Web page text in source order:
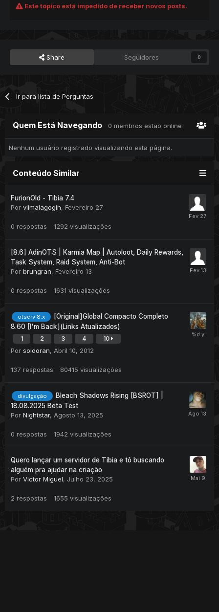
Este tópico está impedido de receber novos posts.
Share Seguidores 0
Ir para lista de Perguntas
Quem Está Navegando 0 membros estão online
Nenhum usuário registrado visualizando esta página.
Conteúdo Similar
FurionOld - Tibia 7.4
Por viimalagogin, Fevereiro 27
0 respostas 1292 visualizações
[8.6] AdinOTS | Karmia Map | Autoloot, Daily Rewards,
Task System, Raid System, Anti-Bot
Por brungran, Fevereiro 13
0 respostas 1631 visualizações
otserv 8.x
[Original]Global Compacto Completo
8.60 [I'm Back](Links Atualizados)
1 2 3 4 10
Por soldoran, Abril 10, 2012
137 respostas 80415 visualizações
divulgação
Bleach Shadows Rising [BSROT] |
18.08.2025 Beta Test
Por Nightstar, Agosto 13, 2025
0 respostas 1942 visualizações
Quero lançar um servidor de Tibia e tô buscando
alguém pra ajudar na criação
Por Victor Miguel, Julho 23, 2025
2 respostas 1655 visualizações